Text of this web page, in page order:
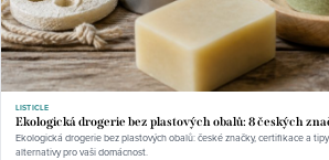
LISTICLE
Ekologická drogerie bez plastových obalů: 8 českých
Ekologická drogerie bez plastových obalů: české značky, certifikace a
alternativy pro vaši domácnost.